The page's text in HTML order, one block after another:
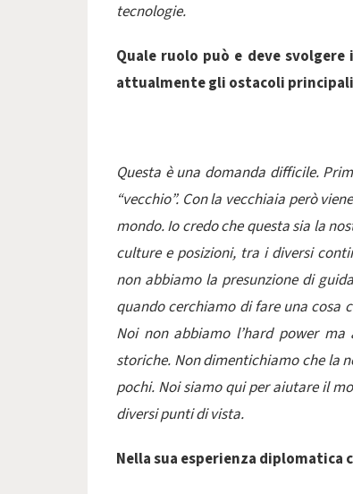
tecnologie.
Quale ruolo può e deve
attualmente gli ostacoli
Questa è una domanda difficile.
“vecchio”. Con la vecchiaia però
mondo. Io credo che questa sia la
culture e posizioni, tra i diversi
non abbiamo la presunzione di
quando cerchiamo di fare una cosa
Noi non abbiamo l’hard power
storiche. Non dimentichiamo che la
pochi. Noi siamo qui per aiutare il
diversi punti di vista.
Nella sua esperienza diplomatica